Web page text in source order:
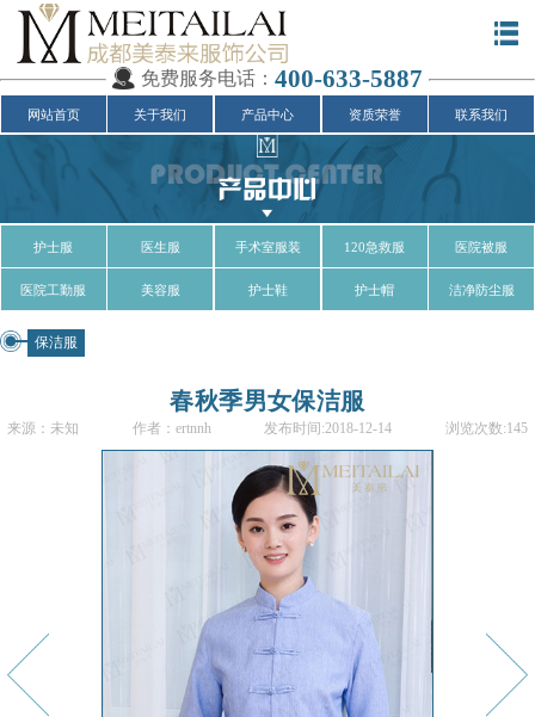
免费服务电话： 400-633-5887
网站首页 关于我们 产品中心 资质荣誉 联系我们
护士服 医生服 手术室服装 120急救服 医院被服
医院工勤服 美容服 护士鞋 护士帽 洁净防尘服
保洁服
春秋季男女保洁服
来源：未知 作者：ertnnh 发布时间:2018-12-14 浏览次数:145